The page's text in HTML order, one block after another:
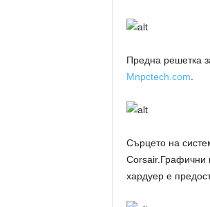
Предна решетка
Mnpctech.com
Сърцето на
Corsair. Графични
хардуер е